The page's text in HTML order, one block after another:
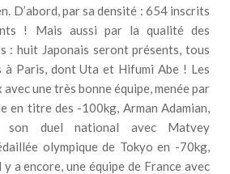
D’abord, par sa densité : 654 inscrits
! Mais aussi par la qualité des
: huit Japonais seront présents, tous
à Paris, dont Uta et Hifumi Abe ! Les
une très bonne équipe, menée par
en titre des -100kg, Arman Adamian,
son duel national avec Matvey
olympique de Tokyo en -70kg,
a encore, une équipe de France avec